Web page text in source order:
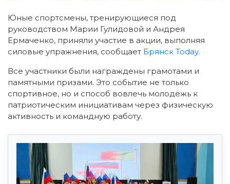
Юные спортсмены, тренирующиеся под
руководством Марии Гулидовой и Андрея
Ермаченко, приняли участие в акции, выполняя
силовые упражнения, сообщает Брянск Today.
Все участники были награждены грамотами и
памятными призами. Это событие не только
спортивное, но и способ вовлечь молодёжь к
патриотическим инициативам через физическую
активность и командную работу.